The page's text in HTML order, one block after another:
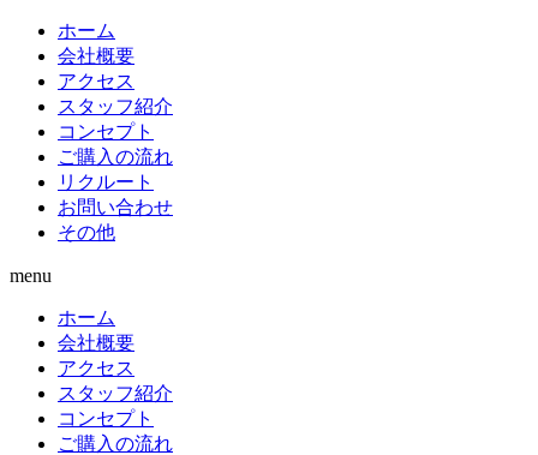
ホーム
会社概要
アクセス
スタッフ紹介
コンセプト
ご購入の流れ
リクルート
お問い合わせ
その他
menu
ホーム
会社概要
アクセス
スタッフ紹介
コンセプト
ご購入の流れ